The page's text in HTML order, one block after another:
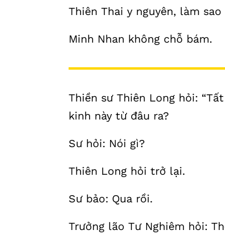
Thiên Thai y nguyên, làm
Minh Nhan không chỗ bám.
Thiền sư Thiên Long hỏi:
kinh này từ đâu ra?
Sư hỏi: Nói gì?
Thiên Long hỏi trở lại.
Sư bảo: Qua rồi.
Trưởng lão Tư Nghiêm hỏi: